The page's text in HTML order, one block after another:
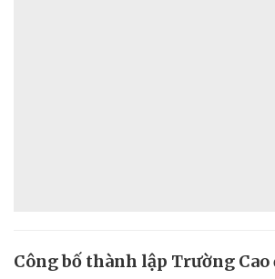
Công bố thành lập Trường Cao